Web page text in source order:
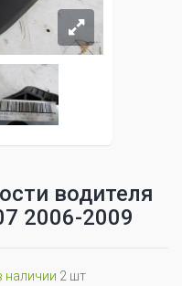
водителя
2006-2009
наличии 2 шт